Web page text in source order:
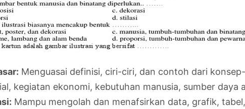
Menguasai definisi, ciri-ciri, dan contoh dari
kegiatan ekonomi, kebutuhan manusia, sumber daya
Mampu mengolah dan menafsirkan data, grafik,